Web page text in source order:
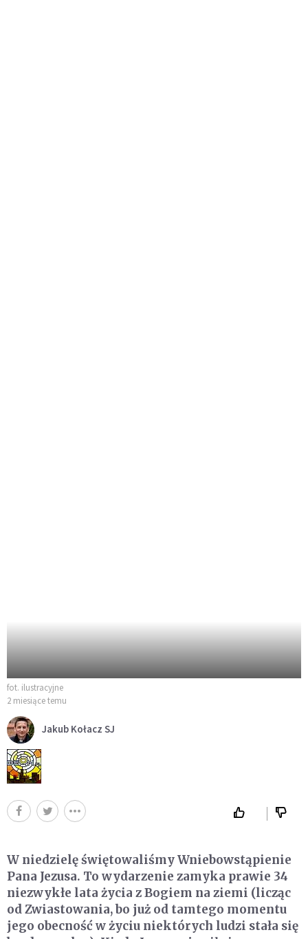
fot. ilustracyjne
2 miesiące temu
Jakub Kołacz SJ
W niedzielę świętowaliśmy Wniebowstąpienie
Pana Jezusa. To wydarzenie zamyka prawie 34
niezwykłe lata życia z Bogiem na ziemi (licząc
od Zwiastowania, bo już od tamtego momentu
jego obecność w życiu niektórych ludzi stała się